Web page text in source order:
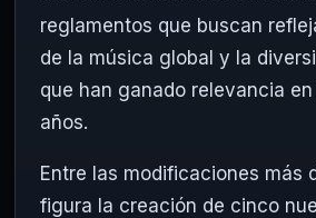
reglamentos que buscan
de la música global y la
que han ganado relevancia
años.
Entre las modificaciones más
figura la creación de cinco